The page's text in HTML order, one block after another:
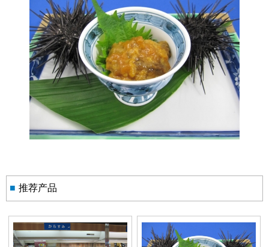
■ 推荐产品